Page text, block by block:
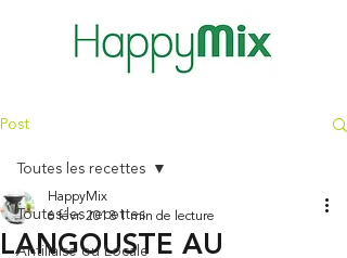
Post
Toutes les recettes
Antillaise ou Locale
Toutes les recettes
LANGOUSTE AU
HappyMix
6 févr. 2018 1 min de lecture